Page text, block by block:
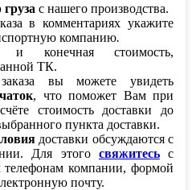
с нашего производства.
в комментариях укажите
компанию.
конечная стоимость,
ТК.
вы можете увидеть
, что поможет Вам при
стоимость доставки до
пункта доставки.
доставки обсуждаются с
Для этого свяжитесьс
компании, формой
почту.